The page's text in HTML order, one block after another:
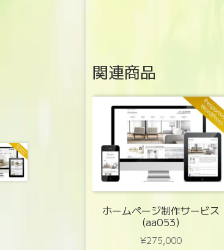
関連商品
ホームページ制作サービス
(aa053)
¥275,000